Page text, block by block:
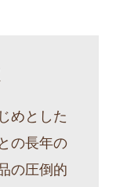
めとした
の長年の
の圧倒的